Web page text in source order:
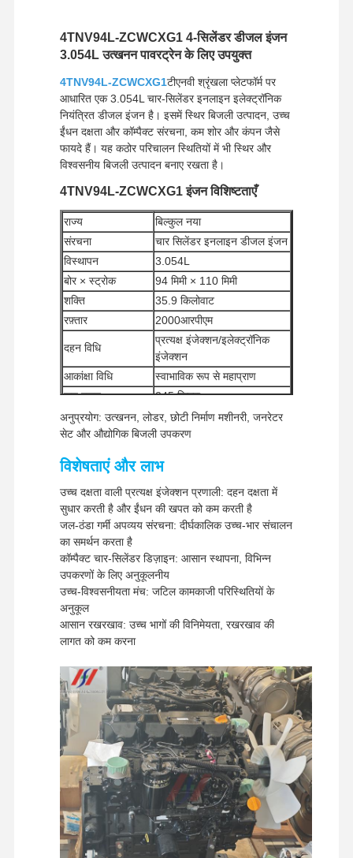
घर उत्पादों वीआर शो हमारे बारे में
4TNV94L-ZCWCXG1 4-सिलेंडर डीजल इंजन
3.054L उत्खनन पावरट्रेन के लिए उपयुक्त
4TNV94L-ZCWCXG1टीएनवी श्रृंखला प्लेटफॉर्म पर
आधारित एक 3.054L चार-सिलेंडर इनलाइन इलेक्ट्रॉनिक
नियंत्रित डीजल इंजन है। इसमें स्थिर बिजली उत्पादन, उच्च
ईंधन दक्षता और कॉम्पैक्ट संरचना, कम शोर और कंपन जैसे
फायदे हैं। यह कठोर परिचालन स्थितियों में भी स्थिर और
विश्वसनीय बिजली उत्पादन बनाए रखता है।
4TNV94L-ZCWCXG1 इंजन विशिष्टताएँ
राज्य
बिल्कुल नया
संरचना
चार सिलेंडर इनलाइन डीजल इंजन
विस्थापन
3.054L
बोर × स्ट्रोक
94 मिमी × 110 मिमी
शक्ति
35.9 किलोवाट
रफ़्तार
2000आरपीएम
दहन विधि
प्रत्यक्ष इंजेक्शन/इलेक्ट्रॉनिक
इंजेक्शन
आकांक्षा विधि
स्वाभाविक रूप से महाप्राण
शुद्ध वजन
245 किग्रा
न्यूनतम आदेश मात्रा
1 टुकड़ा
भुगतान के तरीके
वेस्टर्न यूनियन, टी/टी
शिपिंग विधियां
फेडएक्स
अनुप्रयोग: उत्खनन, लोडर, छोटी निर्माण मशीनरी, जनरेटर
सेट और औद्योगिक बिजली उपकरण
विशेषताएं और लाभ
उच्च दक्षता वाली प्रत्यक्ष इंजेक्शन प्रणाली: दहन दक्षता में
सुधार करती है और ईंधन की खपत को कम करती है
जल-ठंडा गर्मी अपव्यय संरचना: दीर्घकालिक उच्च-भार संचालन
का समर्थन करता है
कॉम्पैक्ट चार-सिलेंडर डिज़ाइन: आसान स्थापना, विभिन्न
उपकरणों के लिए अनुकूलनीय
उच्च-विश्वसनीयता मंच: जटिल कामकाजी परिस्थितियों के
अनुकूल
आसान रखरखाव: उच्च भागों की विनिमेयता, रखरखाव की
लागत को कम करना